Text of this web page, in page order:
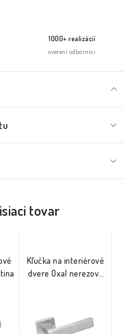
1000+ realizácií
overení odborníci
tovar
Kľučka na interiérové
dvere Oxal nerezová